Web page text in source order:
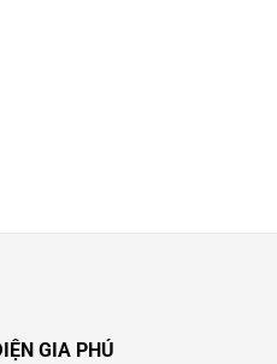
GIA PHÚ